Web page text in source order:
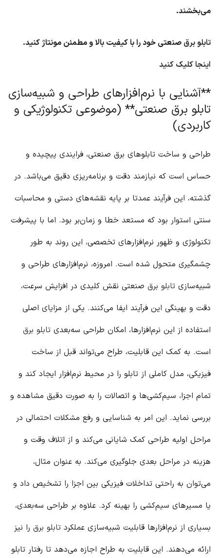
می‌بخشند.
تابلو برق صنعتی خود را با کیفیت بالا و مطمئن مونتاژ کنید.
اینجا کلیک کنید
**آشنایی با نرم‌افزارهای طراحی و شبیه‌سازی
تابلو برق صنعتی** (موضوعی تکنولوژیکی و
کاربردی)
طراحی و ساخت تابلوهای برق صنعتی، فرایندی پیچیده و
حساس است که نیازمند دقت و برنامه‌ریزی دقیق می‌باشد. در
گذشته، این فرآیند عمدتا بر پایه نقشه‌های دستی و محاسبات
سنتی استوار بود که مستعد خطا و زمان‌بر بود. اما با پیشرفت
تکنولوژی و ظهور نرم‌افزارهای تخصصی، این روند به طور
چشمگیری متحول شده است. امروزه، نرم‌افزارهای طراحی و
شبیه‌سازی تابلو برق صنعتی نقش کلیدی در افزایش سرعت،
دقت و بهینگی این فرآیند ایفا می‌کنند. یکی از مزایای اصلی
استفاده از این نرم‌افزارها، امکان طراحی سه‌بعدی تابلو برق
است. به کمک این قابلیت، طراح می‌تواند قبل از ساخت
فیزیکی، مدل کاملی از تابلو را در محیط نرم‌افزار ایجاد کند و
تمام اجزا، سیم‌کشی‌ها و اتصالات را به صورت دقیق مشاهده و
بررسی نماید. این امر به شناسایی و رفع مشکلات احتمالی در
مراحل اولیه طراحی کمک شایانی می‌کند و از اتلاف وقت و
هزینه در مراحل بعدی جلوگیری می‌کند. به عنوان مثال،
می‌توان به راحتی تداخلات فیزیکی بین اجزا را تشخیص داد و
یا مسیرهای سیم‌کشی را بهینه کرد. علاوه بر طراحی سه‌بعدی،
بسیاری از نرم‌افزارها قابلیت شبیه‌سازی عملکرد تابلو برق را نیز
ارائه می‌دهند. این قابلیت به طراح اجازه می‌دهد تا رفتار تابلو